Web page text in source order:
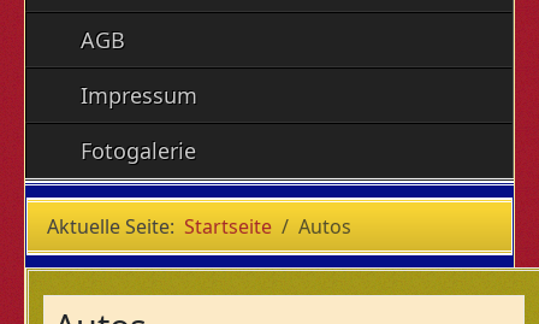
AGB
Impressum
Fotogalerie
Aktuelle Seite: Startseite Autos